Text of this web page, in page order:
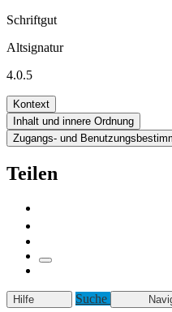
Schriftgut
Altsignatur
4.0.5
Kontext
Inhalt und innere Ordnung
Zugangs- und
Teilen
Hilfe Suche